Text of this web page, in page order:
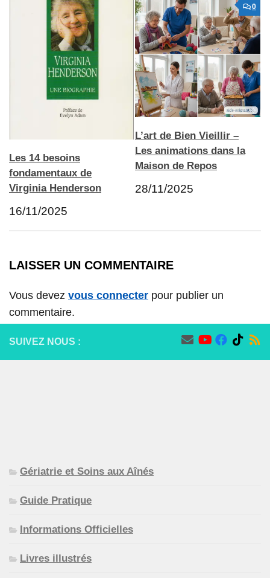
Les 14 besoins
fondamentaux de
Virginia Henderson
16/11/2025
0
L’art de Bien Vieillir –
Les animations dans la
Maison de Repos
28/11/2025
LAISSER UN COMMENTAIRE
Vous devez vous connecter pour publier un
commentaire.
SUIVEZ NOUS :
Gériatrie et Soins aux Aînés
Guide Pratique
Informations Officielles
Livres illustrés